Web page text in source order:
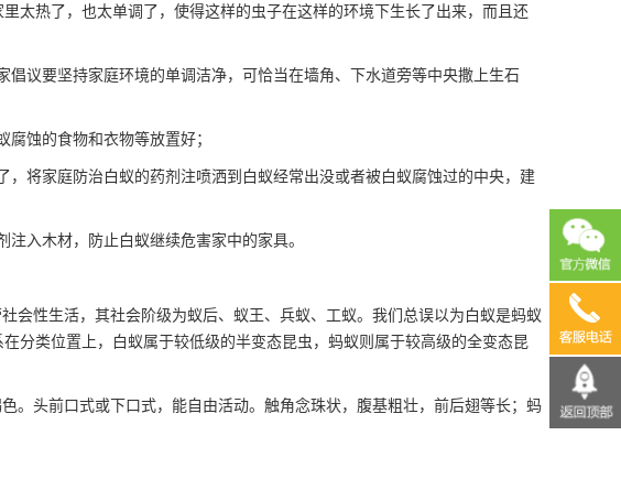
太热了，也太单调了，使得这样的虫子在这样的环境下生长了出来，而且还
议要坚持家庭环境的单调洁净，可恰当在墙角、下水道旁等中央撒上生石
蚀的食物和衣物等放置好；
将家庭防治白蚁的药剂注喷洒到白蚁经常出没或者被白蚁腐蚀过的中央，建
入木材，防止白蚁继续危害家中的家具。
会性生活，其社会阶级为蚁后、蚁王、兵蚁、工蚁。我们总误以为白蚁是蚂蚁
在分类位置上，白蚁属于较低级的半变态昆虫，蚂蚁则属于较高级的全变态昆
。头前口式或下口式，能自由活动。触角念珠状，腹基粗壮，前后翅等长；蚂